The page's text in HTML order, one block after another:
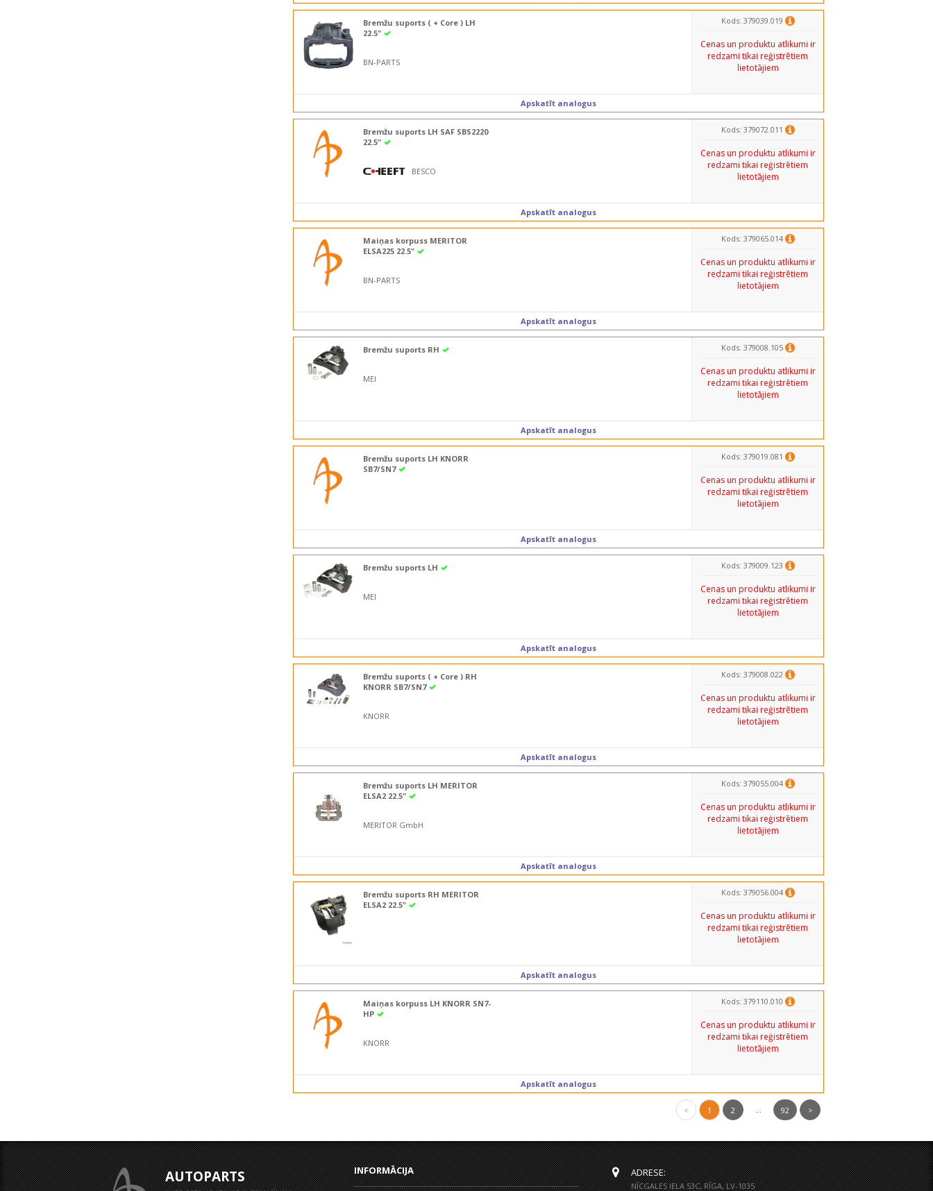
Bremžu suports ( + Core ) LH
22.5"
BN-PARTS
Kods: 379039.019
Cenas un produktu atlikumi ir
redzami tikai reģistrētiem
lietotājiem
Apskatīt analogus
Bremžu suports LH SAF SBS2220
22.5"
BESCO
Kods: 379072.011
Cenas un produktu atlikumi ir
redzami tikai reģistrētiem
lietotājiem
Apskatīt analogus
Maiņas korpuss MERITOR
ELSA225 22.5"
BN-PARTS
Kods: 379065.014
Cenas un produktu atlikumi ir
redzami tikai reģistrētiem
lietotājiem
Apskatīt analogus
Bremžu suports RH
MEI
Kods: 379008.105
Cenas un produktu atlikumi ir
redzami tikai reģistrētiem
lietotājiem
Apskatīt analogus
Bremžu suports LH KNORR
SB7/SN7
Kods: 379019.081
Cenas un produktu atlikumi ir
redzami tikai reģistrētiem
lietotājiem
Apskatīt analogus
Bremžu suports LH
MEI
Kods: 379009.123
Cenas un produktu atlikumi ir
redzami tikai reģistrētiem
lietotājiem
Apskatīt analogus
Bremžu suports ( + Core ) RH
KNORR SB7/SN7
KNORR
Kods: 379008.022
Cenas un produktu atlikumi ir
redzami tikai reģistrētiem
lietotājiem
Apskatīt analogus
Bremžu suports LH MERITOR
ELSA2 22.5"
MERITOR GmbH
Kods: 379055.004
Cenas un produktu atlikumi ir
redzami tikai reģistrētiem
lietotājiem
Apskatīt analogus
Bremžu suports RH MERITOR
ELSA2 22.5"
Kods: 379056.004
Cenas un produktu atlikumi ir
redzami tikai reģistrētiem
lietotājiem
Apskatīt analogus
Maiņas korpuss LH KNORR SN7-
HP
KNORR
Kods: 379110.010
Cenas un produktu atlikumi ir
redzami tikai reģistrētiem
lietotājiem
Apskatīt analogus
< 1 2 ... 92 >
AUTOPARTS INFORMĀCIJA ADRESE:
NĪCGALES IELA 53C, RĪGA, LV-1035